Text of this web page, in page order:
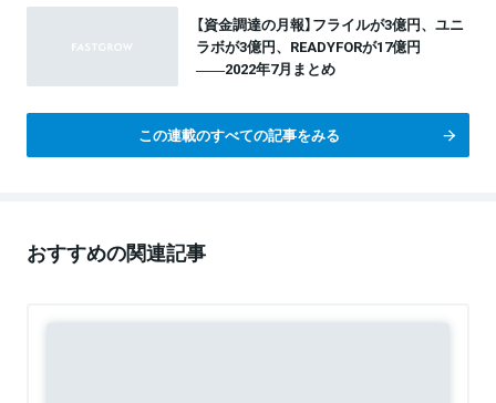
【資金調達の月報】フライルが3億円、ユニ
ラボが3億円、READYFORが17億円
――2022年7月まとめ
この連載のすべての記事をみる
おすすめの関連記事